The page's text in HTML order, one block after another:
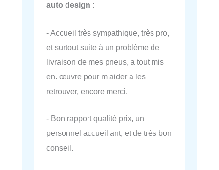
auto design :
- Accueil très sympathique, très pro,
et surtout suite à un problème de
livraison de mes pneus, a tout mis
en. œuvre pour m aider a les
retrouver, encore merci.
- Bon rapport qualité prix, un
personnel accueillant, et de très bon
conseil.